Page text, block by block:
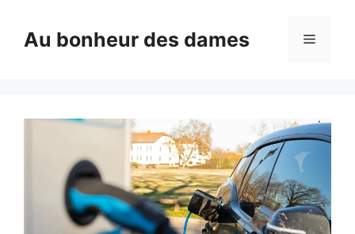
contenuAu bonheur des dames Menu